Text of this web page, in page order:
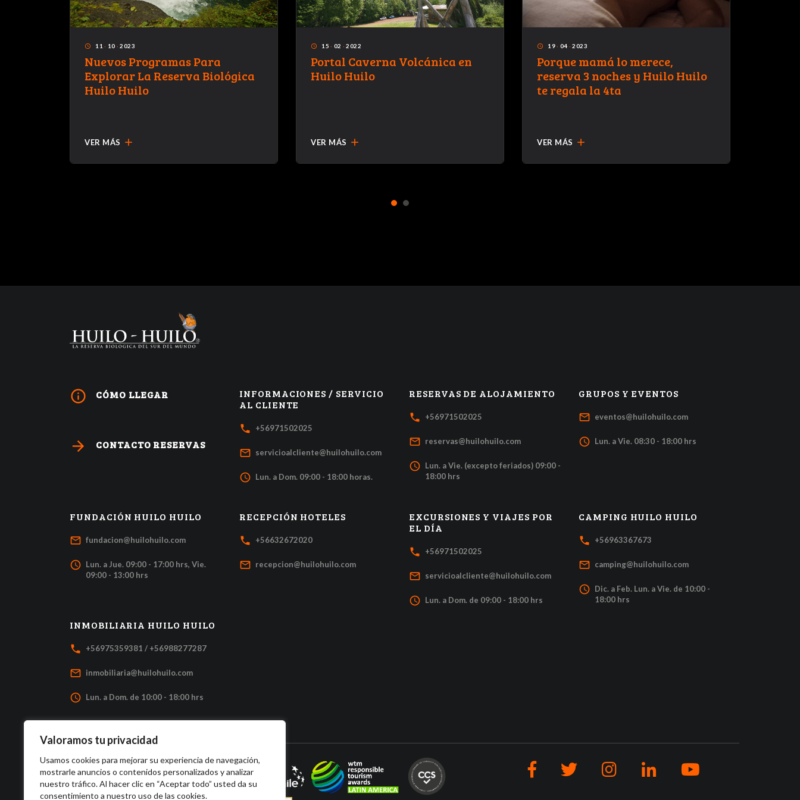
Valoramos tu privacidad
Usamos cookies para mejorar su experiencia de navegación,
mostrarle anuncios o contenidos personalizados y analizar
nuestro tráfico. Al hacer clic en “Aceptar todo” usted da su
consentimiento a nuestro uso de las cookies.
access_time 11 · 10 · 2023
Nuevos Programas Para
Explorar La Reserva Biológica
Huilo Huilo
VER MÁS add
access_time 15 · 02 · 2022
Portal Caverna Volcánica en
Huilo Huilo
VER MÁS add
access_time 19· 04 · 2023
Porque mamá lo merece,
reserva 3 noches y Huilo Huilo
te regala la 4ta
VER MÁS add
1 2
info_outline CÓMO LLEGAR
arrow_forward CONTACTO RESERVAS
INFORMACIONES / SERVICIO
AL CLIENTE
local_phone +56971502025
mail_outline servicioalcliente@huilohuilo.com
access_time Lun. a Dom. 09:00 - 18:00 horas.
RESERVAS DE ALOJAMIENTO
local_phone +56971502025
mail_outline reservas@huilohuilo.com
access_time Lun. a Vie. (excepto feriados) 09:00 -
18:00 hrs
GRUPOS Y EVENTOS
mail_outline eventos@huilohuilo.com
access_time Lun. a Vie. 08:30 - 18:00 hrs
FUNDACIÓN HUILO HUILO
mail_outline fundacion@huilohuilo.com
access_time Lun. a Jue. 09:00 - 17:00 hrs, Vie.
09:00 - 13:00 hrs
RECEPCIÓN HOTELES
local_phone +56632672020
mail_outline recepcion@huilohuilo.com
EXCURSIONES Y VIAJES POR
EL DÍA
local_phone +56971502025
mail_outline servicioalcliente@huilohuilo.com
access_time Lun. a Dom. de 09:00 - 18:00 hrs
CAMPING HUILO HUILO
local_phone +56963367673
mail_outline camping@huilohuilo.com
access_time Dic. a Feb. Lun. a Vie. de 10:00 -
18:00 hrs
INMOBILIARIA HUILO HUILO
local_phone +56975359381 / +56988277287
mail_outline inmobiliaria@huilohuilo.com
access_time Lun. a Dom. de 10:00 - 18:00 hrs